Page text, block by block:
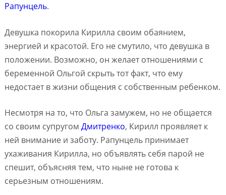
Рапунцель.
Девушка покорила Кирилла своим обаянием,
энергией и красотой. Его не смутило, что девушка в
положении. Возможно, он желает отношениями с
беременной Ольгой скрыть тот факт, что ему
недостает в жизни общения с собственным ребенком.
Несмотря на то, что Ольга замужем, но не общается
со своим супругом Дмитренко, Кирилл проявляет к
ней внимание и заботу. Рапунцель принимает
ухаживания Кирилла, но объявлять себя парой не
спешит, объясняя тем, что ныне не готова к
серьезным отношениям.